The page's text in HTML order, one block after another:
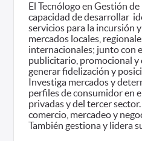
El Tecnólogo en Gestión
capacidad de desarrollar
servicios para la incursión
mercados locales,
internacionales; junto con
publicitario, promocional y
generar fidelización y
Investiga mercados y
perfiles de consumidor en
privadas y del tercer
comercio, mercadeo y
También gestiona y lidera